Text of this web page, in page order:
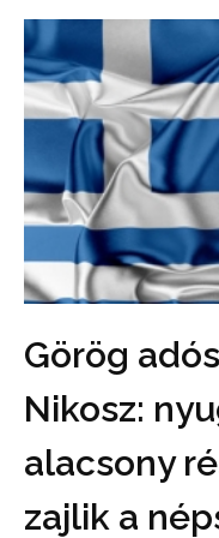
Görög
Nikosz:
alacsony
zajlik a